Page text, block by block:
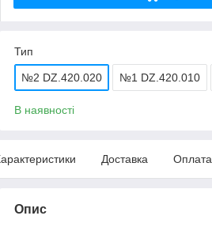
Тип
№2 DZ.420.020 №1 DZ.420.010
В наявності
Доставка Оплата
Опис